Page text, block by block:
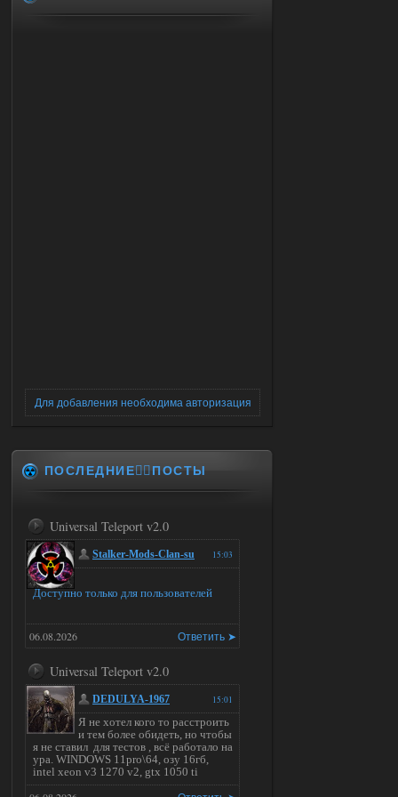
Для добавления необходима авторизация
ПОСЛЕДНИЕ✍🏻ПОСТЫ
Universal Teleport v2.0
15:03
Stalker-Mods-Clan-su
Доступно только для пользователей
Ответить ➤
06.08.2026
Universal Teleport v2.0
15:01
DEDULYA-1967
Я не хотел кого то расстроить
и тем более обидеть, но чтобы
я не ставил для тестов , всё работало на
ура. WINDOWS 11pro\64, озу 16гб,
intel xeon v3 1270 v2, gtx 1050 ti